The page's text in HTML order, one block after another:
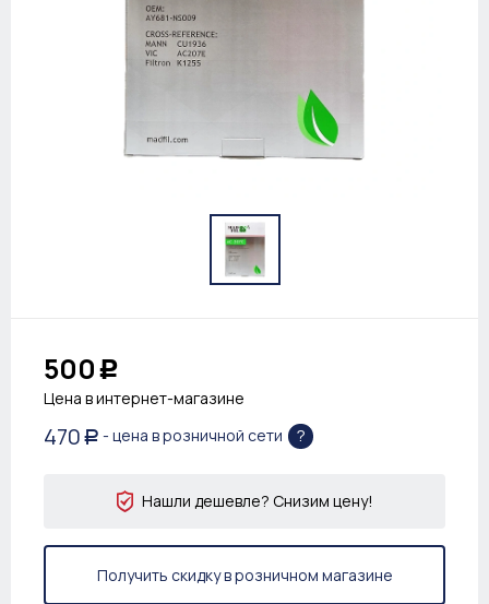
500 Р
Цена в интернет-магазине
470 Р - цена в розничной сети ?
Нашли дешевле? Снизим цену!
Получить скидку в розничном магазине